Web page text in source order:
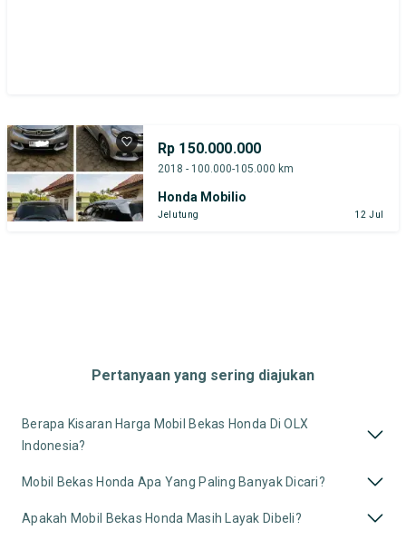
Rp 150.000.000
2018 - 100.000-105.000 km
Honda Mobilio
Jelutung 12 Jul
Pertanyaan yang sering diajukan
Berapa Kisaran Harga Mobil Bekas Honda Di OLX
Indonesia?
Mobil Bekas Honda Apa Yang Paling Banyak Dicari?
Apakah Mobil Bekas Honda Masih Layak Dibeli?